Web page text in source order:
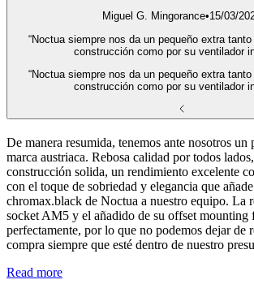
Miguel G. Mingorance•15/03/
“Noctua siempre nos da un pequeño extra
construcción como por su ventilador
“Noctua siempre nos da un pequeño extra
construcción como por su ventilador
De manera resumida, tenemos ante nosotros
marca austriaca. Rebosa calidad por todos
construcción solida, un rendimiento excelente
con el toque de sobriedad y elegancia que
chromax.black de Noctua a nuestro equipo. La
socket AM5 y el añadido de su offset mounting
perfectamente, por lo que no podemos dejar de
compra siempre que esté dentro de nuestro
Read more